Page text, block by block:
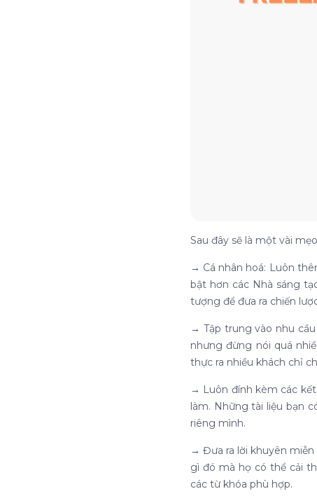
Sau đây sẽ là một vài
→ Cá nhân hoá: Luôn
bật hơn các Nhà sáng
tượng để đưa ra chiến
→ Tập trung vào nhu
nhưng đừng nói quá
thực ra nhiều khách chỉ
→ Luôn đính kèm các
làm. Những tài liệu bạn
riêng mình.
→Đưa ra lời khuyên
gì đó mà họ có thể cải
các từ khóa phù hợp.